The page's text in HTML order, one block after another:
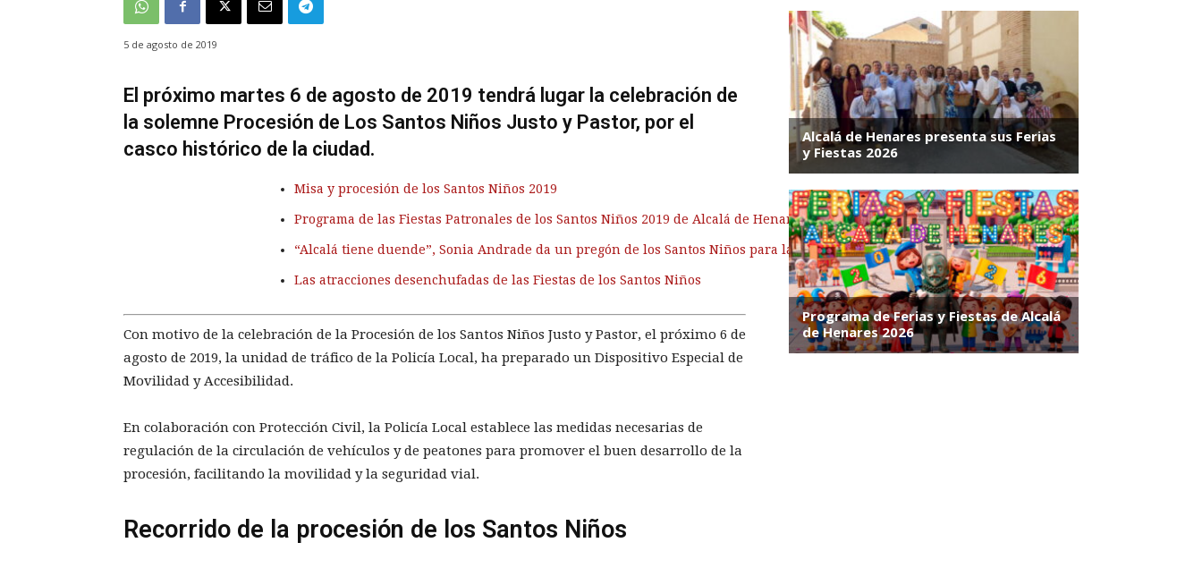
5 de agosto de 2019
El próximo martes 6 de agosto de 2019 tendrá lugar la celebración de
la solemne Procesión de Los Santos Niños Justo y Pastor, por el
casco histórico de la ciudad.
Misa y procesión de los Santos Niños 2019
Programa de las Fiestas Patronales de los Santos Niños 2019 de Alcalá de Henares
“Alcalá tiene duende”, Sonia Andrade da un pregón de los Santos Niños para la historia
Las atracciones desenchufadas de las Fiestas de los Santos Niños
Con motivo de la celebración de la Procesión de los Santos Niños Justo y Pastor, el próximo 6 de
agosto de 2019, la unidad de tráfico de la Policía Local, ha preparado un Dispositivo Especial de
Movilidad y Accesibilidad.
En colaboración con Protección Civil, la Policía Local establece las medidas necesarias de
regulación de la circulación de vehículos y de peatones para promover el buen desarrollo de la
procesión, facilitando la movilidad y la seguridad vial.
Recorrido de la procesión de los Santos Niños